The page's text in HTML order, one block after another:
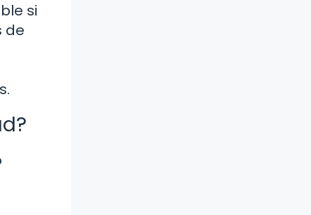
si
de